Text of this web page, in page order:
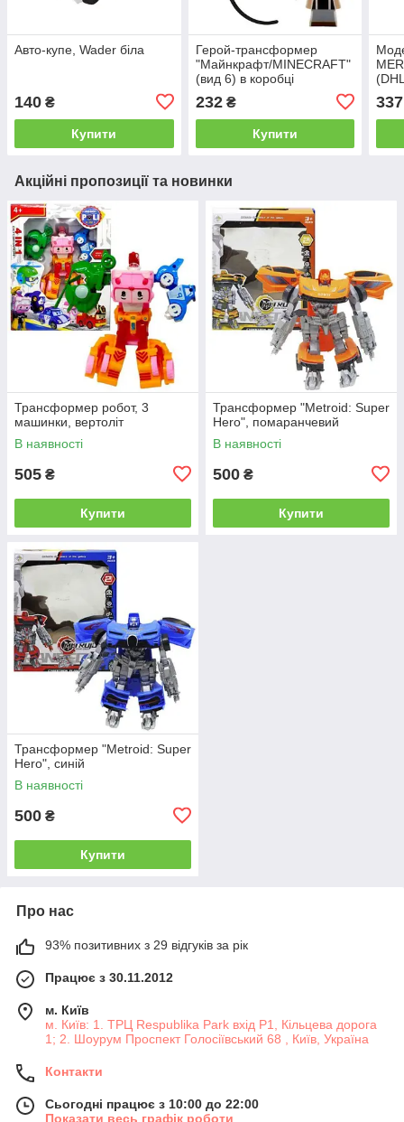
Авто-купе, Wader біла
140 ₴
Купити
Герой-трансформер
"Майнкрафт/MINECRAFT"
(вид 6) в коробці
232₴
Купити
337
Акційні пропозиції та новинки
Трансформер робот, 3
машинки, вертоліт
В наявності
505 ₴
Купити
Трансформер "Metroid: Super
Hero", помаранчевий
В наявності
500 ₴
Купити
Трансформер "Metroid: Super
Hero", синій
В наявності
500 ₴
Купити
Про нас
93% позитивних з 29 відгуків за рік
Працює з 30.11.2012
м. Київ
м. Київ: 1. ТРЦ Respublika Park вхід P1, Кільцева дорога
1; 2. Шоурум Проспект Голосіївський 68 , Київ, Україна
Контакти
Сьогодні працює з 10:00 до 22:00
Показати весь графік роботи